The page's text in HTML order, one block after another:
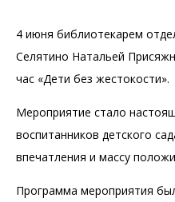
4 июня библиотекарем
Селятино Натальей
час «Дети без жестокости».
Мероприятие стало
воспитанников детского
впечатления и массу
Программа мероприятия